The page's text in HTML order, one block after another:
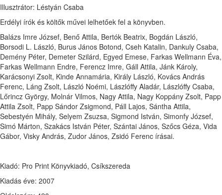
Illusztrátor: Léstyán Csaba
Erdélyi írók és költők művei lelhetőek fel a könyvben.
Balázs Imre József, Benő Attila, Bertók Beatrix, Bogdán László,
Borsodi L. László, Burus János Botond, Cseh Katalin, Dankuly Csaba,
Demény Péter, Demeter Szilárd, Egyed Emese, Farkas Wellmann Éva,
Farkas Wellmann Endre, Ferencz Imre, Gáll Attila, Jánk Károly,
Karácsonyi Zsolt, Kinde Annamária, Király László, Kovács András
Ferenc, Láng Zsolt, László Noémi, Lászlóffy Aladár, Lászlóffy Csaba,
Lőrincz György, Molnár Vilmos, Nagy Attila, Nagy Koppány Zsolt, Papp
Attila Zsolt, Papp Sándor Zsigmond, Páll Lajos, Sántha Attila,
Sebestyén Mihály, Selyem Zsuzsa, Sigmond István, Simonfy József,
Simó Márton, Szakács István Péter, Szántai János, Szőcs Géza, Vida
Gábor, Visky András, Zudor János, Zsidó Ferenc írásai.
Kiadó: Pro Print Könyvkiadó, Csíkszereda
Kiadás éve: 2007